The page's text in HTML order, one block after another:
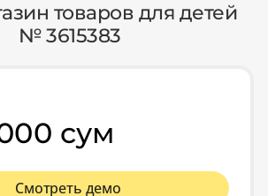
товаров для детей
№ 3615383
сум
Смотреть демо